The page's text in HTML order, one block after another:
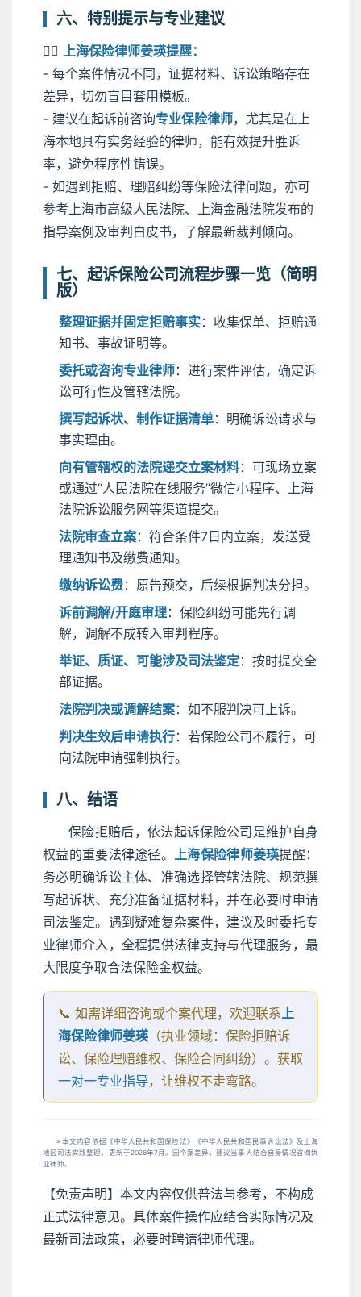
六、特别提示与专业建议
🧑‍⚖️
上海保险律师姜瑛提醒：
- 每个案件情况不同，证据材料、诉讼策略存在
差异，切勿盲目套用模板。
- 建议在起诉前咨询专业保险律师，尤其是在上
海本地具有实务经验的律师，能有效提升胜诉
率，避免程序性错误。
- 如遇到拒赔、理赔纠纷等保险法律问题，亦可
参考上海市高级人民法院、上海金融法院发布的
指导案例及审判白皮书，了解最新裁判倾向。
七、起诉保险公司流程步骤一览（简明
版）
整理证据并固定拒赔事实：收集保单、拒赔通
知书、事故证明等。
委托或咨询专业律师：进行案件评估，确定诉
讼可行性及管辖法院。
撰写起诉状、制作证据清单：明确诉讼请求与
事实理由。
向有管辖权的法院递交立案材料：可现场立案
或通过“人民法院在线服务”微信小程序、上海
法院诉讼服务网等渠道提交。
法院审查立案：符合条件7日内立案，发送受
理通知书及缴费通知。
缴纳诉讼费：原告预交，后续根据判决分担。
诉前调解/开庭审理：保险纠纷可能先行调
解，调解不成转入审判程序。
举证、质证、可能涉及司法鉴定：按时提交全
部证据。
法院判决或调解结案：如不服判决可上诉。
判决生效后申请执行：若保险公司不履行，可
向法院申请强制执行。
八、结语
保险拒赔后，依法起诉保险公司是维护自身
权益的重要法律途径。
上海保险律师姜瑛提醒：
务必明确诉讼主体、准确选择管辖法院、规范撰
写起诉状、充分准备证据材料，并在必要时申请
司法鉴定。遇到疑难复杂案件，建议及时委托专
业律师介入，全程提供法律支持与代理服务，最
大限度争取合法保险金权益。
📞 如需详细咨询或个案代理，欢迎联系 上
海保险律师姜瑛 （执业领域：保险拒赔诉
讼、保险理赔维权、保险合同纠纷）。获取
一对一专业指导，让维权不走弯路。
※ 本文内容依据《中华人民共和国保险法》《中华人民共和国民事诉讼法》及上海
地区司法实践整理，更新于2026年7月。因个案差异，建议当事人结合自身情况咨询执
业律师。
【免责声明】本文内容仅供普法与参考，不构成
正式法律意见。具体案件操作应结合实际情况及
最新司法政策，必要时聘请律师代理。